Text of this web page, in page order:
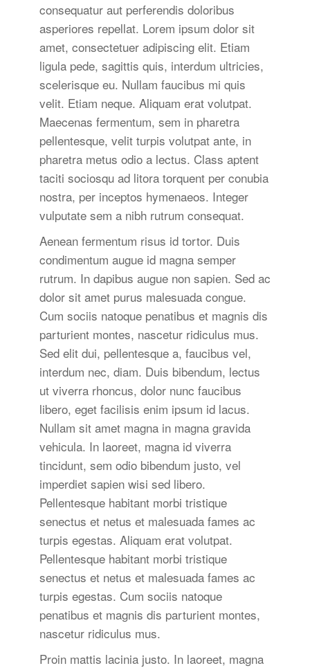
consequatur aut perferendis doloribus
asperiores repellat. Lorem ipsum dolor sit
amet, consectetuer adipiscing elit. Etiam
ligula pede, sagittis quis, interdum ultricies,
scelerisque eu. Nullam faucibus mi quis
velit. Etiam neque. Aliquam erat volutpat.
Maecenas fermentum, sem in pharetra
pellentesque, velit turpis volutpat ante, in
pharetra metus odio a lectus. Class aptent
taciti sociosqu ad litora torquent per conubia
nostra, per inceptos hymenaeos. Integer
vulputate sem a nibh rutrum consequat.
Aenean fermentum risus id tortor. Duis
condimentum augue id magna semper
rutrum. In dapibus augue non sapien. Sed ac
dolor sit amet purus malesuada congue.
Cum sociis natoque penatibus et magnis dis
parturient montes, nascetur ridiculus mus.
Sed elit dui, pellentesque a, faucibus vel,
interdum nec, diam. Duis bibendum, lectus
ut viverra rhoncus, dolor nunc faucibus
libero, eget facilisis enim ipsum id lacus.
Nullam sit amet magna in magna gravida
vehicula. In laoreet, magna id viverra
tincidunt, sem odio bibendum justo, vel
imperdiet sapien wisi sed libero.
Pellentesque habitant morbi tristique
senectus et netus et malesuada fames ac
turpis egestas. Aliquam erat volutpat.
Pellentesque habitant morbi tristique
senectus et netus et malesuada fames ac
turpis egestas. Cum sociis natoque
penatibus et magnis dis parturient montes,
nascetur ridiculus mus.
Proin mattis lacinia justo. In laoreet, magna